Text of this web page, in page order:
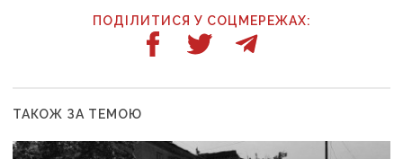
ПОДІЛИТИСЯ У СОЦМЕРЕЖАХ:
ТАКОЖ ЗА ТЕМОЮ